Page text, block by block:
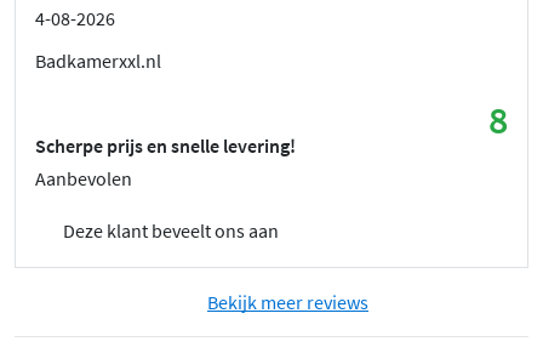
4-08-2026
Badkamerxxl.nl
8
Scherpe prijs en snelle levering!
Aanbevolen
Deze klant beveelt ons aan
Bekijk meer reviews